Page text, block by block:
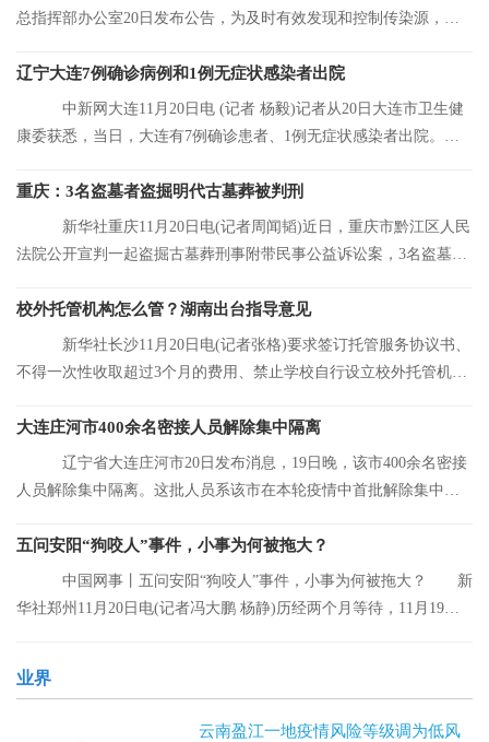
总指挥部办公室20日发布公告，为及时有效发现和控制传染源，结
辽宁大连7例确诊病例和1例无症状感染者出院
中新网大连11月20日电 (记者 杨毅)记者从20日大连市卫生健
康委获悉，当日，大连有7例确诊患者、1例无症状感染者出院。目
重庆：3名盗墓者盗掘明代古墓葬被判刑
新华社重庆11月20日电(记者周闻韬)近日，重庆市黔江区人民
法院公开宣判一起盗掘古墓葬刑事附带民事公益诉讼案，3名盗墓者
校外托管机构怎么管？湖南出台指导意见
新华社长沙11月20日电(记者张格)要求签订托管服务协议书、
不得一次性收取超过3个月的费用、禁止学校自行设立校外托管机
大连庄河市400余名密接人员解除集中隔离
辽宁省大连庄河市20日发布消息，19日晚，该市400余名密接
人员解除集中隔离。这批人员系该市在本轮疫情中首批解除集中隔
五问安阳“狗咬人”事件，小事为何被拖大？
中国网事丨五问安阳“狗咬人”事件，小事为何被拖大？ 新
华社郑州11月20日电(记者冯大鹏 杨静)历经两个月等待，11月19日
业界
云南盈江一地疫情风险等级调为低风